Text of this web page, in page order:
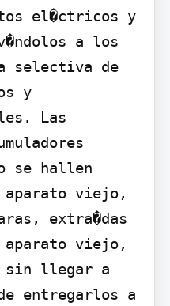
el�ctricos y
a los
selectiva de
y
Las
se hallen
viejo,
extra�das
aparato viejo,
sin llegar a
entregarlos a